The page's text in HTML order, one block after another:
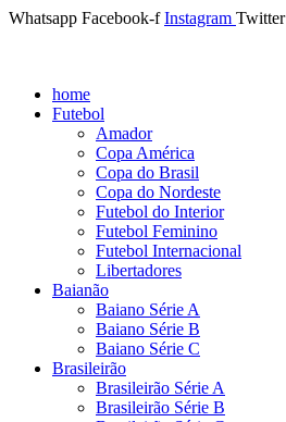
Whatsapp Facebook-f Instagram Twitter
home
Futebol
Amador
Copa América
Copa do Brasil
Copa do Nordeste
Futebol do Interior
Futebol Feminino
Futebol Internacional
Libertadores
Baianão
Baiano Série A
Baiano Série B
Baiano Série C
Brasileirão
Brasileirão Série A
Brasileirão Série B